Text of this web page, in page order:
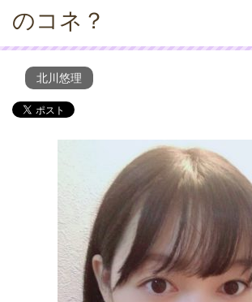
のコネ？
北川悠理